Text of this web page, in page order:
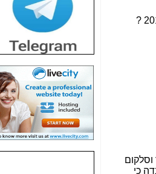
חשיפת מה שלא
רוצים שתדעו בעניין
פריסת אנלימיטד
(בניחוח בלתי נסבל) -
כאן
חשיפה: איוב קרא
אישר לקבוצת סלקום
בדיוק מה שביבי אישר
כאן
האם השר איוב קרא
היה צריך בכלל לחתום
על האישור, שנתן